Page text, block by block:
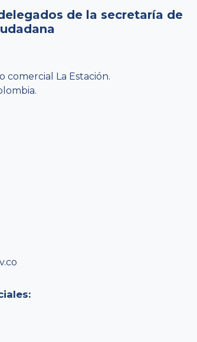
de la secretaría de
comercial La Estación.